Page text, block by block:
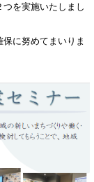
を実施いたしまし
に努めてまいりま